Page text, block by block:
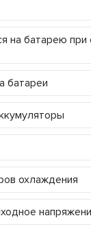
на батарею при
батареи
охлаждения